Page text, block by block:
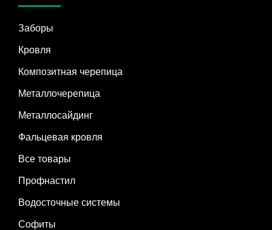
Заборы
Кровля
Композитная черепица
Металлочерепица
Металлосайдинг
Фальцевая кровля
Все товары
Профнастил
Водосточные системы
Софиты